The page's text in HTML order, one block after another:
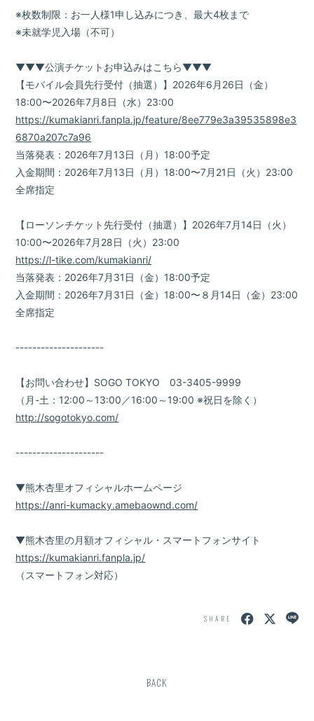
※枚数制限：お一人様1申し込みにつき、最大4枚まで
※未就学児入場（不可）
▼▼▼公演チケットお申込みはこちら▼▼▼
【モバイル会員先行受付（抽選）】2026年6月26日（金）
18:00〜2026年7月8日（水）23:00
https://kumakianri.fanpla.jp/feature/8ee779e3a39535898e3
6870a207c7a96
当落発表：2026年7月13日（月）18:00予定
入金期間：2026年7月13日（月）18:00〜7月21日（火）23:00
全席指定
【ローソンチケット先行受付（抽選）】2026年7月14日（火）
10:00〜2026年7月28日（火）23:00
https://l-tike.com/kumakianri/
当落発表：2026年7月31日（金）18:00予定
入金期間：2026年7月31日（金）18:00〜８月14日（金）23:00
全席指定
---------------------
【お問い合わせ】SOGO TOKYO 03-3405-9999
（月-土：12:00～13:00／16:00～19:00 ※祝日を除く）
http://sogotokyo.com/
---------------------
▼熊木杏里オフィシャルホームページ
https://anri-kumacky.amebaownd.com/
▼熊木杏里の月額オフィシャル・スマートフォンサイト
https://kumakianri.fanpla.jp/
（スマートフォン対応）
SHARE
BACK